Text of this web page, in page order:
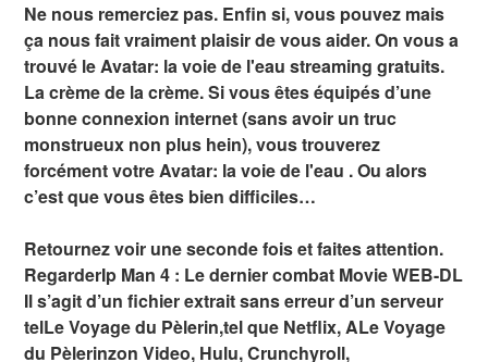
Ne nous remerciez pas. Enfin si, vous pouvez mais
ça nous fait vraiment plaisir de vous aider. On vous a
trouvé le Avatar: la voie de l'eau streaming gratuits.
La crème de la crème. Si vous êtes équipés d’une
bonne connexion internet (sans avoir un truc
monstrueux non plus hein), vous trouverez
forcément votre Avatar: la voie de l'eau . Ou alors
c’est que vous êtes bien difficiles…
Retournez voir une seconde fois et faites attention.
RegarderIp Man 4 : Le dernier combat Movie WEB-DL
Il s’agit d’un fichier extrait sans erreur d’un serveur
telLe Voyage du Pèlerin,tel que Netflix, ALe Voyage
du Pèlerinzon Video, Hulu, Crunchyroll,